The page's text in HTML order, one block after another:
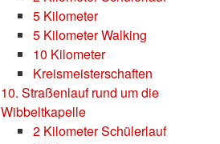
5 Kilometer
5 Kilometer Walking
10 Kilometer
Kreismeisterschaften
10. Straßenlauf rund um die
Wibbeltkapelle
2 Kilometer Schülerlauf